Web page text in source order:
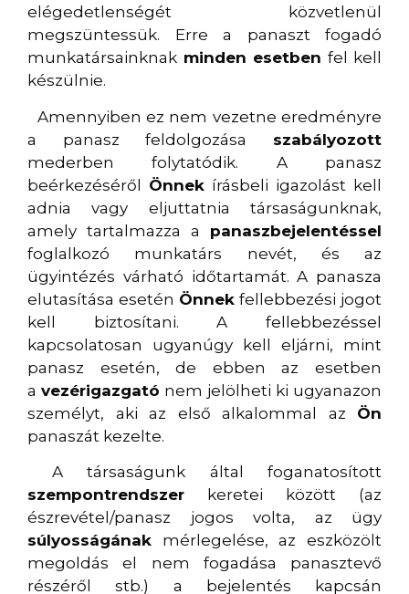
elégedetlenségét közvetlenül
megszüntessük. Erre a panaszt fogadó
munkatársainknak minden esetben fel kell
készülnie.
Amennyiben ez nem vezetne eredményre
a panasz feldolgozása szabályozott
mederben folytatódik. A panasz
beérkezéséről Önnek írásbeli igazolást kell
adnia vagy eljuttatnia társaságunknak,
amely tartalmazza a panaszbejelentéssel
foglalkozó munkatárs nevét, és az
ügyintézés várható időtartamát. A panasza
elutasítása esetén Önnek fellebbezési jogot
kell biztosítani. A fellebbezéssel
kapcsolatosan ugyanúgy kell eljárni, mint
panasz esetén, de ebben az esetben
a vezérigazgató nem jelölheti ki ugyanazon
személyt, aki az első alkalommal az Ön
panaszát kezelte.
A társaságunk által foganatosított
szempontrendszer keretei között (az
észrevétel/panasz jogos volta, az ügy
súlyosságának mérlegelése, az eszközölt
megoldás el nem fogadása panasztevő
részéről stb.) a bejelentés kapcsán